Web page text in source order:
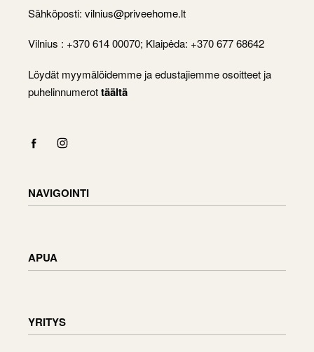
Sähköposti: vilnius@priveehome.lt
Vilnius : +370 614 00070; Klaipėda: +370 677 68642
Löydät myymälöidemme ja edustajiemme osoitteet ja
puhelinnumerottäältä
NAVIGOINTI
Cart
APUA
Tilauksen tila
YRITYS